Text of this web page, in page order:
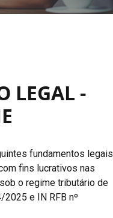
LEGAL -
fundamentos legais
fins lucrativos nas
o regime tributário de
2025 e IN RFB nº